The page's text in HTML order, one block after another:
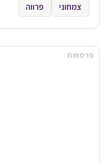
צמחוני פרווה
פרסומת